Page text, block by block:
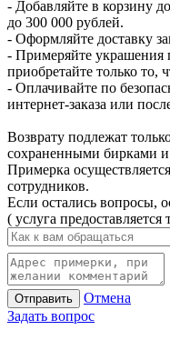
- Добавляйте в корзину
до 300 000 рублей.
- Оформляйте доставку
- Примеряйте украшения
приобретайте только то,
- Оплачивайте по
интернет-заказа или
Возврату подлежат
сохраненными бирками
Примерка
сотрудников.
Если остались вопросы,
( услуга
Отправить
Отмена
Задать вопрос